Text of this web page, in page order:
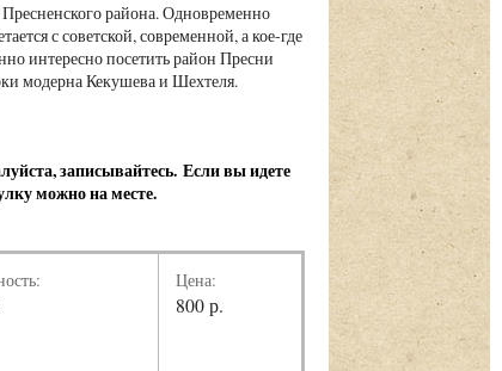
района. Одновременно
с советской, современной, а кое-где
интересно посетить район Пресни
модерна Кекушева и Шехтеля.
записывайтесь. Если вы идете
можно на месте.
Цена:
800 р.